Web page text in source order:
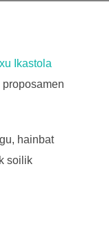
Ikastola
proposamen
hainbat
soilik